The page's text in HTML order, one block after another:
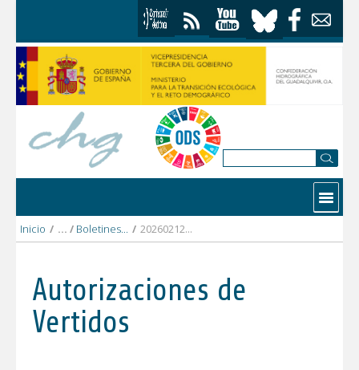
Contactar
Inicio / Boletines Hidrológicos / 20260212_0057.pdf
Autorizaciones de
Vertidos